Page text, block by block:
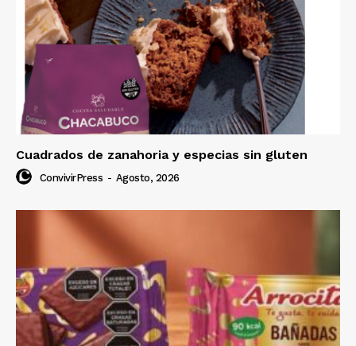
Cuadrados de zanahoria y especias sin gluten
ConvivirPress - Agosto, 2026